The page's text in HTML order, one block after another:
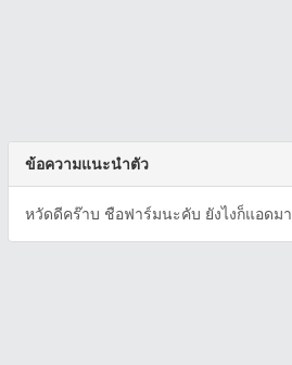
ข้อความแนะนำตัว
หวัดดีคร๊าบ ชือฟาร์มนะคับ ยังไงก็แอดม